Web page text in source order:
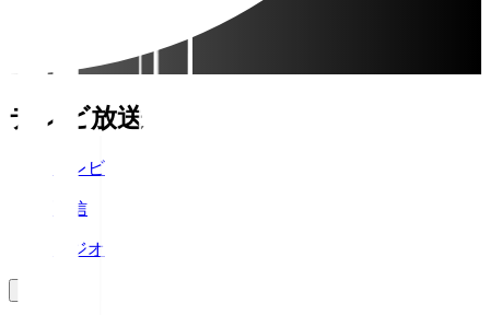
テレビ放送
テレビ
配信
ラジオ